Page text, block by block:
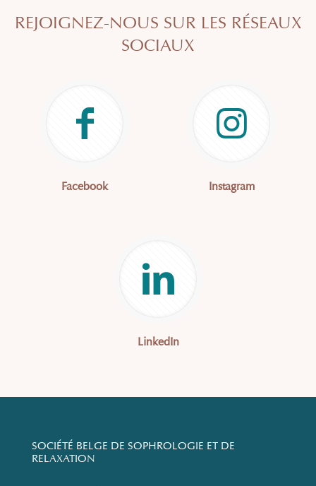
REJOIGNEZ-NOUS SUR LES RÉSEAUX
SOCIAUX
Facebook Instagram
LinkedIn
SOCIÉTÉ BELGE DE SOPHROLOGIE ET DE
RELAXATION